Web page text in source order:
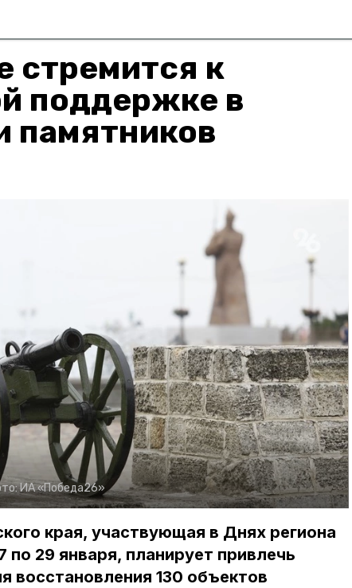
стремится к
поддержке в
памятников
ИА «Победа26»
края, участвующая в Днях региона
по 29 января, планирует привлечь
восстановления 130 объектов